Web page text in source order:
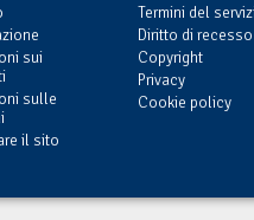
sui
sulle
il sito
Termini del
Diritto di recesso
Copyright
Privacy
Cookie policy